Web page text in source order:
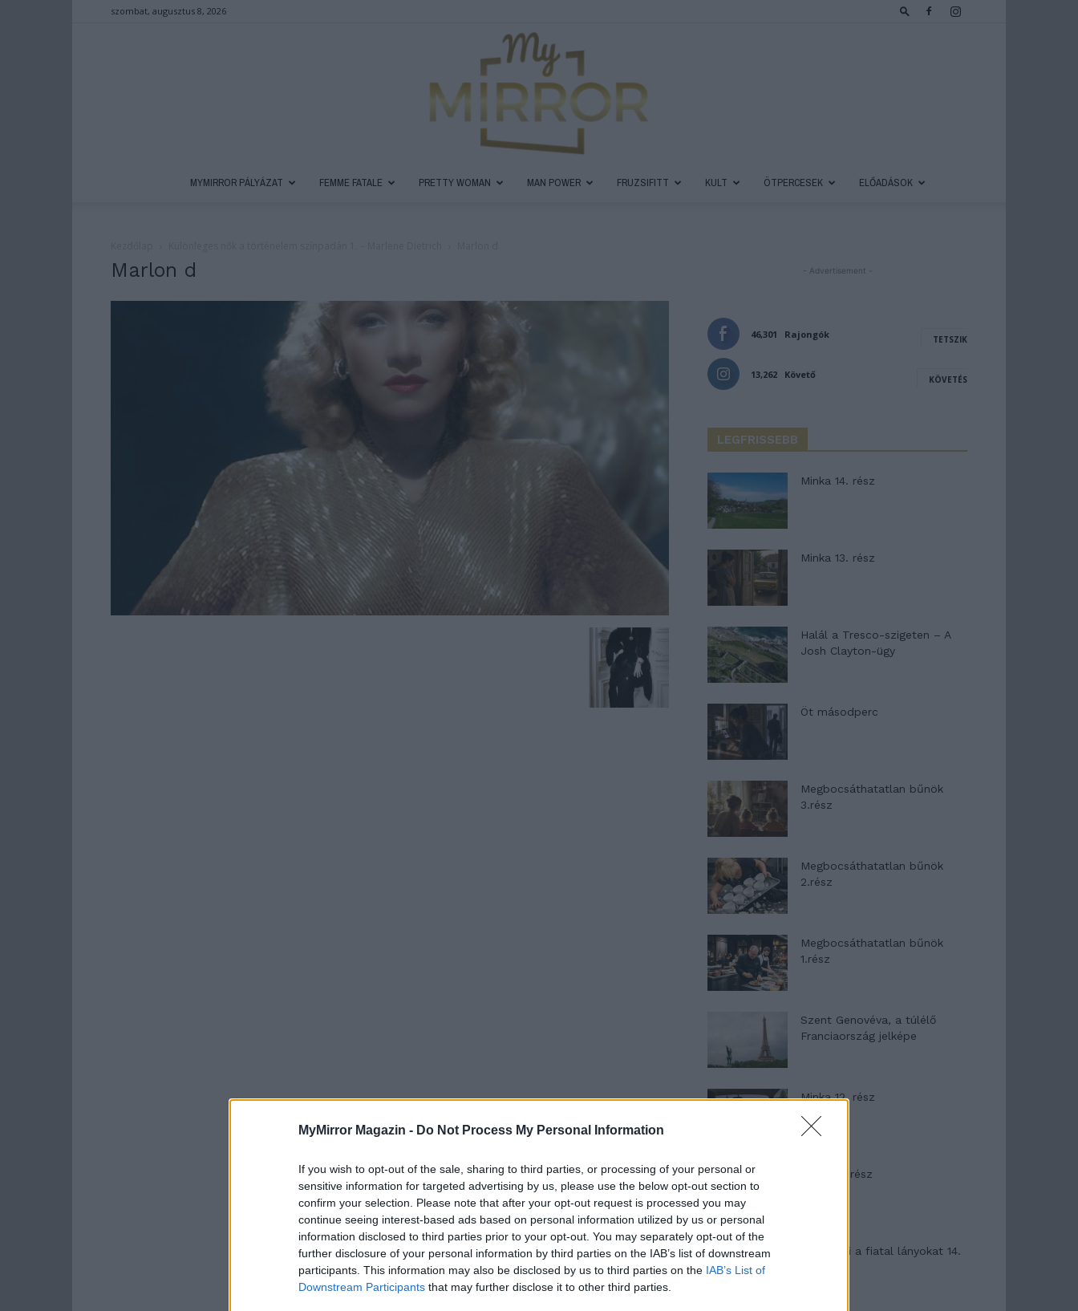
MyMirror Magazin - Do Not Process My Personal Information
If you wish to opt-out of the sale, sharing to third parties, or processing of your personal or
sensitive information for targeted advertising by us, please use the below opt-out section to
confirm your selection. Please note that after your opt-out request is processed you may
continue seeing interest-based ads based on personal information utilized by us or personal
information disclosed to third parties prior to your opt-out. You may separately opt-out of the
further disclosure of your personal information by third parties on the IAB’s list of downstream
participants. This information may also be disclosed by us to third parties on the IAB’s List of
Downstream Participants that may further disclose it to other third parties.
szombat, augusztus 8, 2026
MYMIRROR PÁLYÁZAT FEMME FATALE PRETTY WOMAN MAN POWER FRUZSIFITT KULT ÖTPERCESEK ELŐADÁSOK
Marlon d - Advertisement -
46,301 Rajongók TETSZIK
13,262 Követő KÖVETÉS
LEGFRISSEBB
Minka 14. rész
Minka 13. rész
Halál a Tresco-szigeten – A
Josh Clayton-ügy
Öt másodperc
Megbocsáthatatlan bűnök
3.rész
Megbocsáthatatlan bűnök
2.rész
Megbocsáthatatlan bűnök
1.rész
Szent Genovéva, a túlélő
Franciaország jelképe
Minka 12. rész
Minka 11. rész
T. szereti a fiatal lányokat 14.